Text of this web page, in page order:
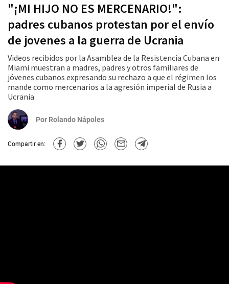
"¡MI HIJO NO ES MERCENARIO!":
padres cubanos protestan por el envío
de jovenes a la guerra de Ucrania
Videos recibidos por la Asamblea de la Resistencia Cubana en
Miami muestran a madres, padres y otros familiares de
jóvenes cubanos expresando su rechazo a que el régimen los
mande como mercenarios a la agresión imperial de Rusia a
Ucrania
Por Rolando Nápoles
Compartir en: